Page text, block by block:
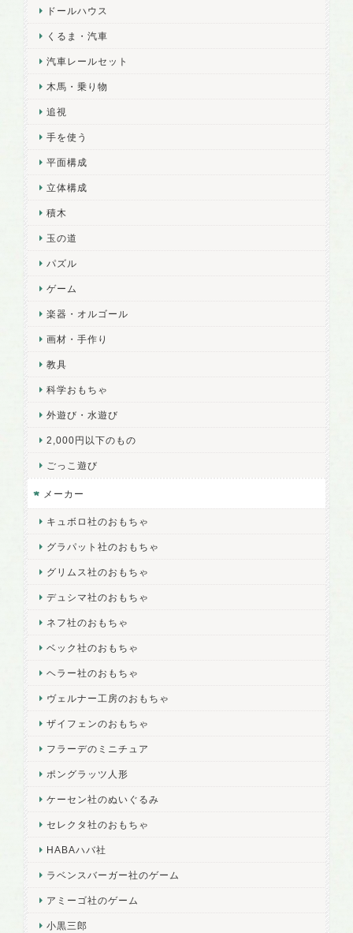
ドールハウス
くるま・汽車
汽車レールセット
木馬・乗り物
追視
手を使う
平面構成
立体構成
積木
玉の道
パズル
ゲーム
楽器・オルゴール
画材・手作り
教具
科学おもちゃ
外遊び・水遊び
2,000円以下のもの
ごっこ遊び
メーカー
キュボロ社のおもちゃ
グラパット社のおもちゃ
グリムス社のおもちゃ
デュシマ社のおもちゃ
ネフ社のおもちゃ
ベック社のおもちゃ
ヘラー社のおもちゃ
ヴェルナー工房のおもちゃ
ザイフェンのおもちゃ
フラーデのミニチュア
ポングラッツ人形
ケーセン社のぬいぐるみ
セレクタ社のおもちゃ
HABAハバ社
ラベンスバーガー社のゲーム
アミーゴ社のゲーム
小黒三郎